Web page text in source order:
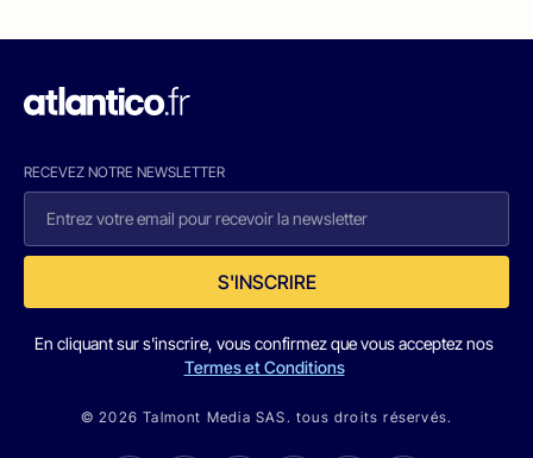
RECEVEZ NOTRE NEWSLETTER
S'INSCRIRE
En cliquant sur s'inscrire, vous confirmez que vous acceptez nos
Termes et Conditions
© 2026 Talmont Media SAS. tous droits réservés.